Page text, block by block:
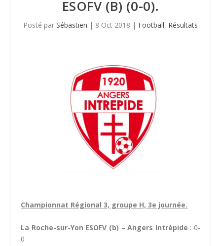
ESOFV (B) (0-0).
Posté par Sébastien | 8 Oct 2018 | Football, Résultats
Championnat Régional 3, groupe H, 3e journée.
La Roche-sur-Yon ESOFV (b) – Angers Intrépide : 0-
0